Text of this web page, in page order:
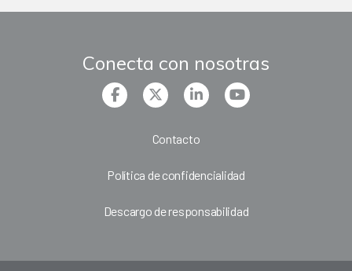
Conecta con nosotras
Contacto
Política de confidencialidad
Descargo de responsabilidad